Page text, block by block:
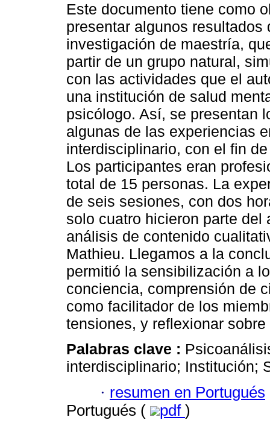
Este documento tiene como
presentar algunos resultados
investigación de maestría,
partir de un grupo natural,
con las actividades que el
una institución de salud
psicólogo. Así, se presentan
algunas de las experiencias
interdisciplinario, con el fin
Los participantes eran
total de 15 personas. La
de seis sesiones, con dos
solo cuatro hicieron parte
análisis de contenido
Mathieu. Llegamos a la
permitió la sensibilización a
conciencia, comprensión de
como facilitador de los
tensiones, y reflexionar
Palabras clave :
interdisciplinario; Institución;
· resumen en Portugués
Portugués (
pdf )